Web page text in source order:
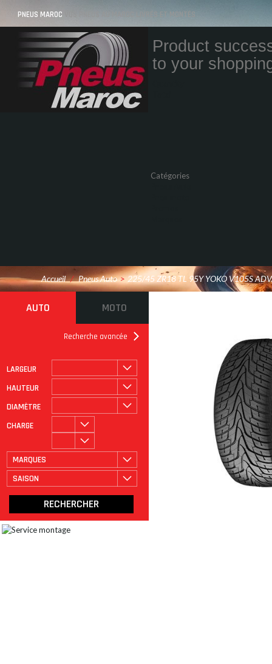
PNEUS MAROC VOS PNEUS AU MAROC LIVRÉS ET MONTÉS
Product
to your
Catégories
Accueil / Pneus Auto > 225/45 ZR18 TL 95Y YOKO V105S
AUTO MOTO
Recherche avancée
LARGEUR
HAUTEUR
DIAMÈTRE
CHARGE
MARQUES
SAISON
ROULAGE À PLAT